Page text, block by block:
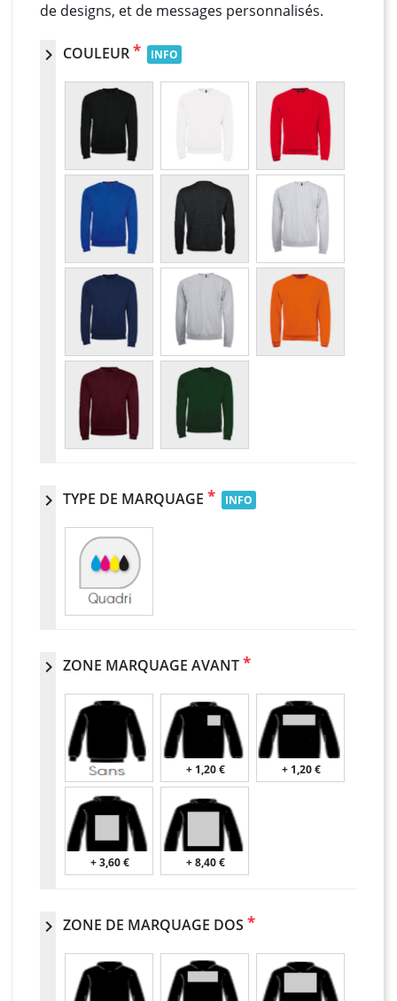
de designs, et de messages personnalisés.
chevron_right COULEUR* INFO
chevron_right TYPE DE MARQUAGE * INFO
chevron_right ZONE MARQUAGE AVANT*
+ 1,20 € + 1,20 €
+ 3,60 € + 8,40 €
chevron_right ZONE DE MARQUAGE DOS *